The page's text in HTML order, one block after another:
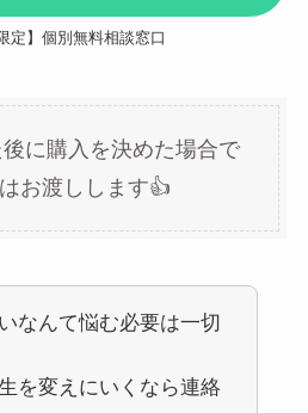
定】個別無料相談窓口
に購入を決めた場合で
お渡しします👍
なんて悩む必要は一切
を変えにいくなら連絡